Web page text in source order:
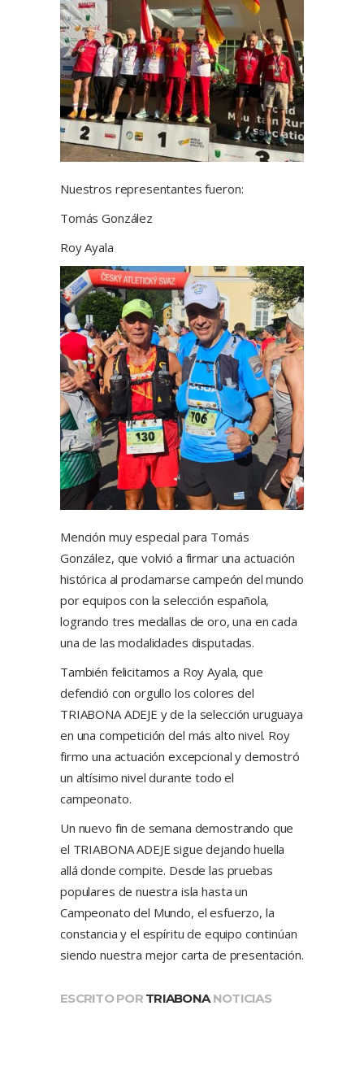
Nuestros representantes fueron:
Tomás González
Roy Ayala
Mención muy especial para Tomás
González, que volvió a firmar una actuación
histórica al proclamarse campeón del mundo
por equipos con la selección española,
logrando tres medallas de oro, una en cada
una de las modalidades disputadas.
También felicitamos a Roy Ayala, que
defendió con orgullo los colores del
TRIABONA ADEJE y de la selección uruguaya
en una competición del más alto nivel. Roy
firmo una actuación excepcional y demostró
un altísimo nivel durante todo el
campeonato.
Un nuevo fin de semana demostrando que
el TRIABONA ADEJE sigue dejando huella
allá donde compite. Desde las pruebas
populares de nuestra isla hasta un
Campeonato del Mundo, el esfuerzo, la
constancia y el espíritu de equipo continúan
siendo nuestra mejor carta de presentación.
ESCRITO POR TRIABONA NOTICIAS